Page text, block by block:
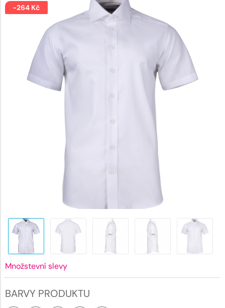
1643
1379 Kč.
-264 Kč
Množstevní slevy
BARVY PRODUKTU